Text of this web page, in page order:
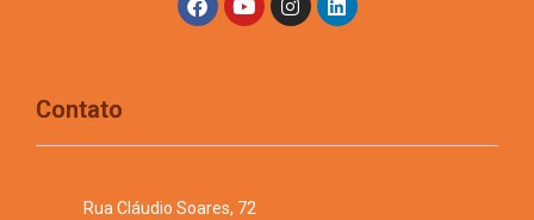
Contato
Rua Cláudio Soares, 72